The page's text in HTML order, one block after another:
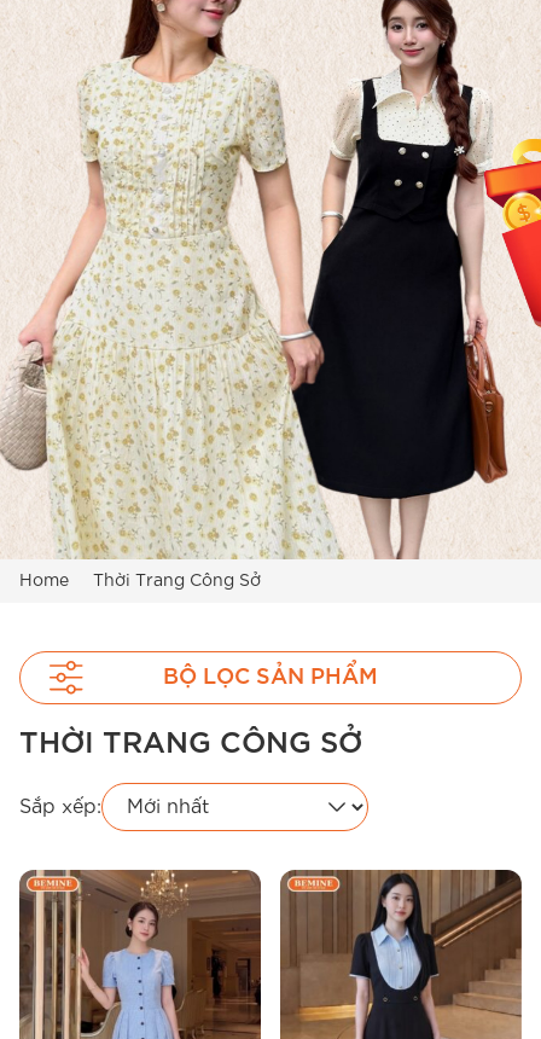
Home Thời Trang Công Sở
BỘ LỌC SẢN PHẨM
THỜI TRANG CÔNG SỞ
Sắp xếp: